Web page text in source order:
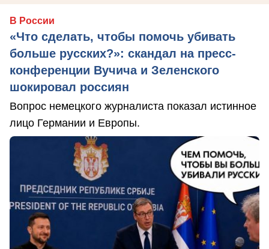
В России
«Что сделать, чтобы помочь убивать
больше русских?»: скандал на пресс-
конференции Вучича и Зеленского
шокировал россиян
Вопрос немецкого журналиста показал истинное
лицо Германии и Европы.